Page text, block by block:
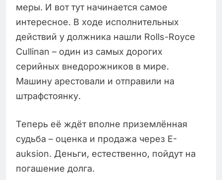
меры. И вот тут начинается самое
интересное. В ходе исполнительных
действий у должника нашли Rolls-Royce
Cullinan – один из самых дорогих
серийных внедорожников в мире.
Машину арестовали и отправили на
штрафстоянку.
Теперь её ждёт вполне приземлённая
судьба – оценка и продажа через E-
auksion. Деньги, естественно, пойдут на
погашение долга.